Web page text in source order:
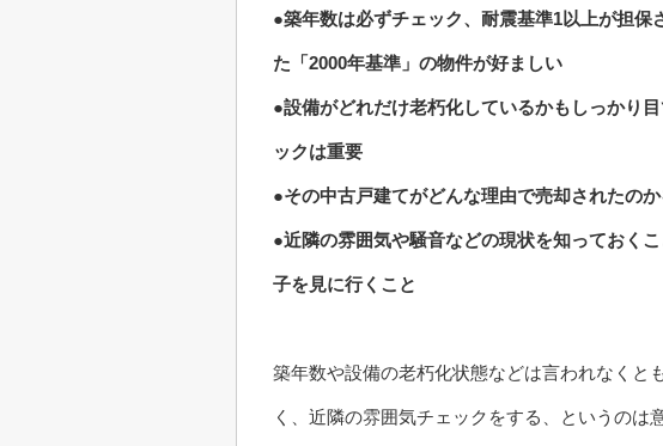
●築年数は必ずチェック、耐震基準1以上が担
た「2000年基準」の物件が好ましい
●設備がどれだけ老朽化しているかもしっかり
ックは重要
●その中古戸建てがどんな理由で売却されたのか
●近隣の雰囲気や騒音などの現状を知っておく
子を見に行くこと
築年数や設備の老朽化状態などは言われなくと
く、近隣の雰囲気チェックをする、というのは